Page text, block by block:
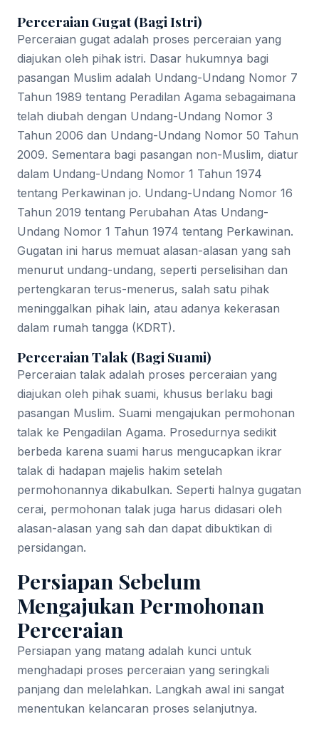
Perceraian Gugat (Bagi Istri)
Perceraian gugat adalah proses perceraian yang
diajukan oleh pihak istri. Dasar hukumnya bagi
pasangan Muslim adalah Undang-Undang Nomor 7
Tahun 1989 tentang Peradilan Agama sebagaimana
telah diubah dengan Undang-Undang Nomor 3
Tahun 2006 dan Undang-Undang Nomor 50 Tahun
2009. Sementara bagi pasangan non-Muslim, diatur
dalam Undang-Undang Nomor 1 Tahun 1974
tentang Perkawinan jo. Undang-Undang Nomor 16
Tahun 2019 tentang Perubahan Atas Undang-
Undang Nomor 1 Tahun 1974 tentang Perkawinan.
Gugatan ini harus memuat alasan-alasan yang sah
menurut undang-undang, seperti perselisihan dan
pertengkaran terus-menerus, salah satu pihak
meninggalkan pihak lain, atau adanya kekerasan
dalam rumah tangga (KDRT).
Perceraian Talak (Bagi Suami)
Perceraian talak adalah proses perceraian yang
diajukan oleh pihak suami, khusus berlaku bagi
pasangan Muslim. Suami mengajukan permohonan
talak ke Pengadilan Agama. Prosedurnya sedikit
berbeda karena suami harus mengucapkan ikrar
talak di hadapan majelis hakim setelah
permohonannya dikabulkan. Seperti halnya gugatan
cerai, permohonan talak juga harus didasari oleh
alasan-alasan yang sah dan dapat dibuktikan di
persidangan.
Persiapan Sebelum
Mengajukan Permohonan
Perceraian
Persiapan yang matang adalah kunci untuk
menghadapi proses perceraian yang seringkali
panjang dan melelahkan. Langkah awal ini sangat
menentukan kelancaran proses selanjutnya.